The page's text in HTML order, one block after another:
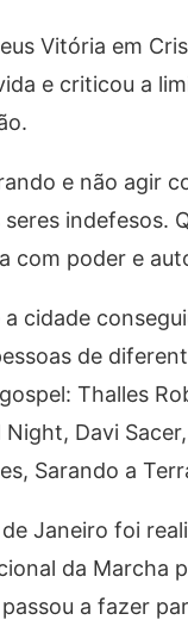
Vitória em
e criticou a
e não agir
indefesos.
com poder e
cidade
de
Thalles
Davi
Sarando a
Janeiro foi
da Marcha
a fazer